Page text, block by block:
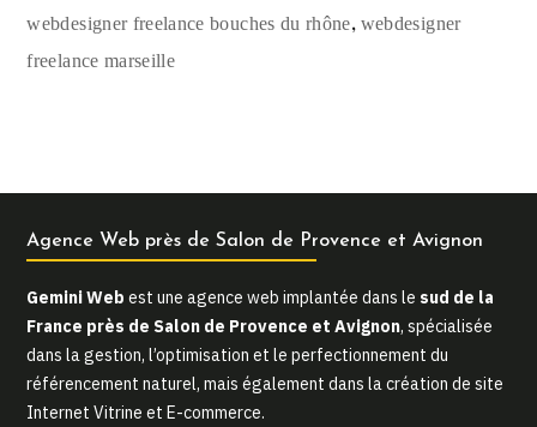
webdesigner freelance bouches du rhône, webdesigner
freelance marseille
Agence Web près de Salon de Provence et Avignon
Gemini Web est une agence web implantée dans le sud de la
France près de Salon de Provence et Avignon, spécialisée
dans la gestion, l’optimisation et le perfectionnement du
référencement naturel, mais également dans la création de site
Internet Vitrine et E-commerce.